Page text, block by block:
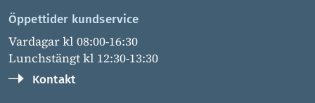
Öppettider kundservice
Vardagar kl 08:00-16:30
Lunchstängt kl 12:30-13:30
Kontakt